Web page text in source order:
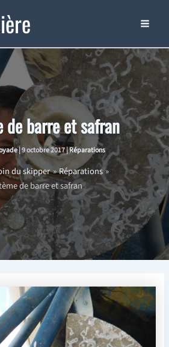
de barre et safran
|9 octobre 2017|Réparations
du skipper
Réparations
de barre et safran